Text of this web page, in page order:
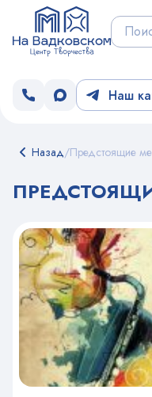
Наш
Назад/Предстоящие